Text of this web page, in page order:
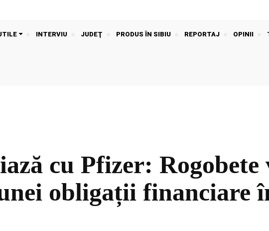
INTERVIU JUDEŢ PRODUS ÎN SIBIU REPORTAJ OPINII
cu Pfizer: Rogobete
obligații financiare